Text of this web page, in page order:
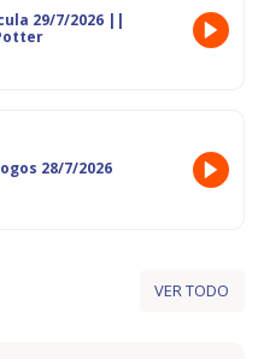
29/7/2026 ||
28/7/2026
VER TODO